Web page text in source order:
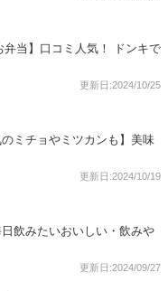
弁当】口コミ人気！ ドンキで
更新日:2024/10/25
ミチョやミツカンも】美味
更新日:2024/10/19
飲みたいおいしい・飲みや
更新日:2024/09/27